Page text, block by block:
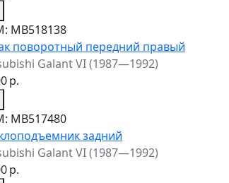
MB518138
поворотный передний правый
Galant VI (1987—1992)
р.
MB517480
задний
Galant VI (1987—1992)
р.